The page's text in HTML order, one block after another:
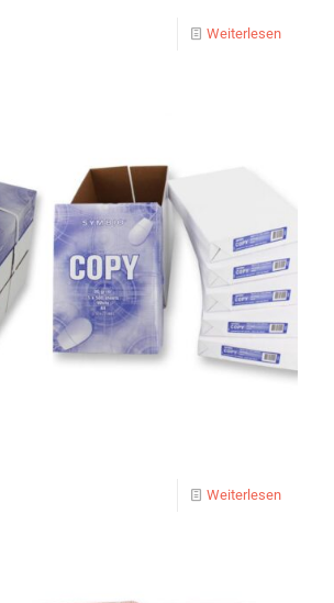
Weiterlesen
Weiterlesen